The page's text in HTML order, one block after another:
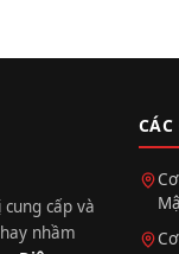
cấp và
nhầm